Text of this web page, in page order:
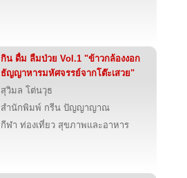
กิน ดื่ม ลืมป่วย Vol.1 "ข้าวกล้องงอก
ธัญญาหารมหัศจรรย์จากโต๊ะเสวย"
สุวิมล โต่นวุธ
สำนักพิมพ์ กรีน ปัญญาญาณ
กีฬา ท่องเที่ยว สุขภาพและอาหาร